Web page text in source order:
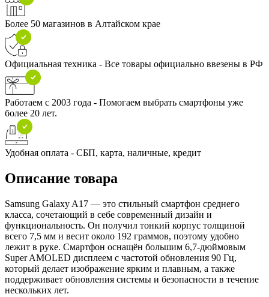
Более 50 магазинов в Алтайском крае
Официальная техника - Все товары официально ввезены в РФ
Работаем с 2003 года - Помогаем выбрать смартфоны уже
более 20 лет.
Удобная оплата - СБП, карта, наличные, кредит
Описание товара
Samsung Galaxy A17 — это стильный смартфон среднего
класса, сочетающий в себе современный дизайн и
функциональность. Он получил тонкий корпус толщиной
всего 7,5 мм и весит около 192 граммов, поэтому удобно
лежит в руке. Смартфон оснащён большим 6,7-дюймовым
Super AMOLED дисплеем с частотой обновления 90 Гц,
который делает изображение ярким и плавным, а также
поддерживает обновления системы и безопасности в течение
нескольких лет.